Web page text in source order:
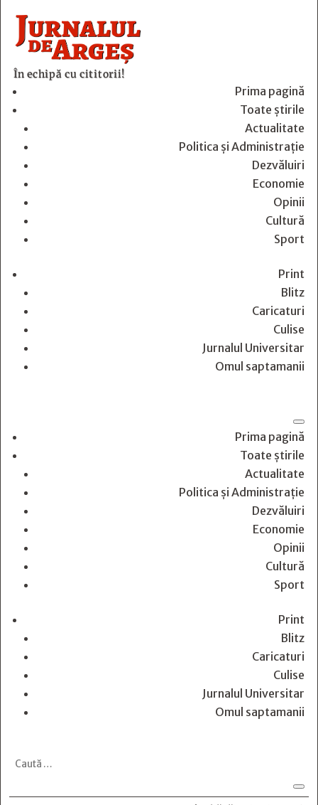
În echipă cu cititorii!
Prima pagină
Toate știrile
Actualitate
Politica și Administrație
Dezvăluiri
Economie
Opinii
Cultură
Sport
Print
Blitz
Caricaturi
Culise
Jurnalul Universitar
Omul saptamanii
Prima pagină
Toate știrile
Actualitate
Politica și Administrație
Dezvăluiri
Economie
Opinii
Cultură
Sport
Print
Blitz
Caricaturi
Culise
Jurnalul Universitar
Omul saptamanii